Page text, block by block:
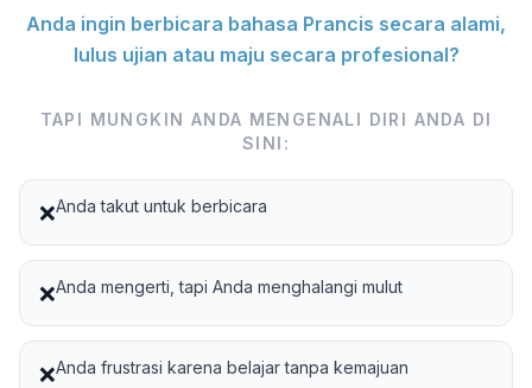
Anda ingin berbicara bahasa Prancis secara alami,
lulus ujian atau maju secara profesional?
TAPI MUNGKIN ANDA MENGENALI DIRI ANDA DI
SINI:
❌Anda takut untuk berbicara
❌Anda mengerti, tapi Anda menghalangi mulut
❌Anda frustrasi karena belajar tanpa kemajuan